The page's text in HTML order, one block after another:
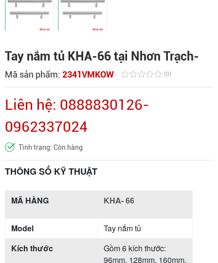
Tay nắm tủ KHA-66 tại Nhơn Trạch-
Mã sản phẩm: 2341VMKOW (0)
Liên hệ: 0888830126-
0962337024
Tình trạng: Còn hàng
THÔNG SỐ KỸ THUẬT
MÃ HÀNG KHA- 66
Model
Tay nắm tủ
Kích thước
Gồm 6 kích thước:
96mm, 128mm, 160mm,